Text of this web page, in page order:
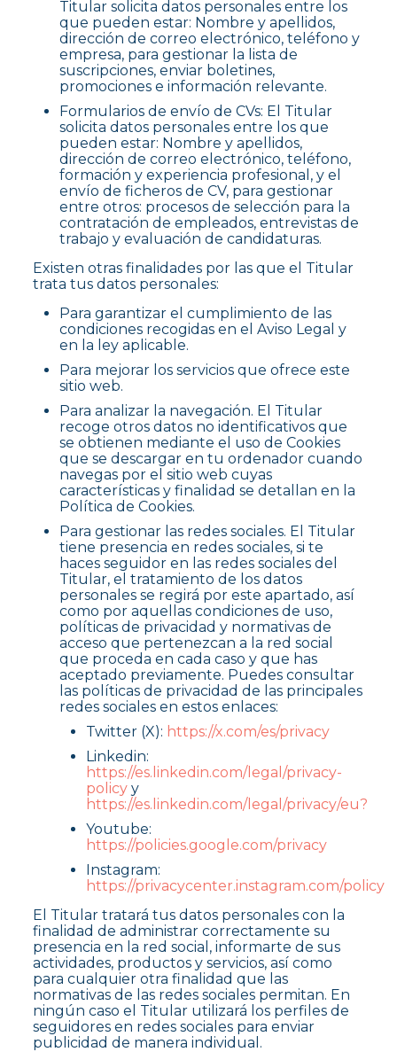
Titular solicita datos personales entre los
que pueden estar: Nombre y apellidos,
dirección de correo electrónico, teléfono y
empresa, para gestionar la lista de
suscripciones, enviar boletines,
promociones e información relevante.
Formularios de envío de CVs: El Titular
solicita datos personales entre los que
pueden estar: Nombre y apellidos,
dirección de correo electrónico, teléfono,
formación y experiencia profesional, y el
envío de ficheros de CV, para gestionar
entre otros: procesos de selección para la
contratación de empleados, entrevistas de
trabajo y evaluación de candidaturas.
Existen otras finalidades por las que el Titular
trata tus datos personales:
Para garantizar el cumplimiento de las
condiciones recogidas en el Aviso Legal y
en la ley aplicable.
Para mejorar los servicios que ofrece este
sitio web.
Para analizar la navegación. El Titular
recoge otros datos no identificativos que
se obtienen mediante el uso de Cookies
que se descargar en tu ordenador cuando
navegas por el sitio web cuyas
características y finalidad se detallan en la
Política de Cookies.
Para gestionar las redes sociales. El Titular
tiene presencia en redes sociales, si te
haces seguidor en las redes sociales del
Titular, el tratamiento de los datos
personales se regirá por este apartado, así
como por aquellas condiciones de uso,
políticas de privacidad y normativas de
acceso que pertenezcan a la red social
que proceda en cada caso y que has
aceptado previamente. Puedes consultar
las políticas de privacidad de las principales
redes sociales en estos enlaces:
Twitter (X): https://x.com/es/privacy
Linkedin:
https://es.linkedin.com/legal/privacy-
policyy
https://es.linkedin.com/legal/privacy/eu?
Youtube:
https://policies.google.com/privacy
Instagram:
https://privacycenter.instagram.com/policy
El Titular tratará tus datos personales con la
finalidad de administrar correctamente su
presencia en la red social, informarte de sus
actividades, productos y servicios, así como
para cualquier otra finalidad que las
normativas de las redes sociales permitan. En
ningún caso el Titular utilizará los perfiles de
seguidores en redes sociales para enviar
publicidad de manera individual.